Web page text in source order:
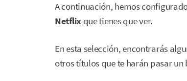
A continuación, hemos
Netflix que tienes que ver.
En esta selección, encontrarás
otros títulos que te harán pasar